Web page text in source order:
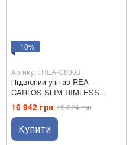
−10%
Артикул: REA-C8003
Підвісний унітаз REA
CARLOS SLIM RIMLESS
GRANIT MATT
16 942 грн 18 824 грн
Купити